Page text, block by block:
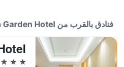
فنادق بالقرب من Civil Aviation Garden Hotel
4 نجوم